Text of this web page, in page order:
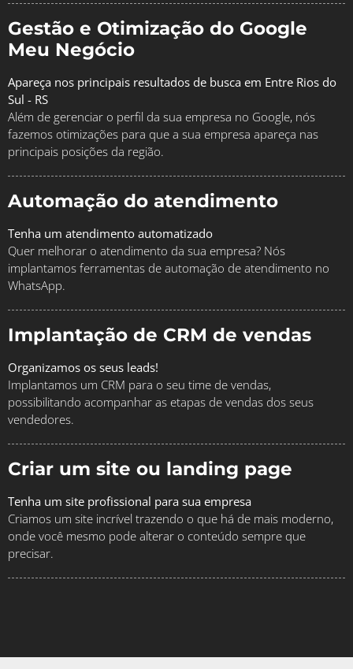
Gestão e Otimização do Google
Meu Negócio
Apareça nos principais resultados de busca em Entre Rios do
Sul - RS
Além de gerenciar o perfil da sua empresa no Google, nós
fazemos otimizações para que a sua empresa apareça nas
principais posições da região.
Automação do atendimento
Tenha um atendimento automatizado
Quer melhorar o atendimento da sua empresa? Nós
implantamos ferramentas de automação de atendimento no
WhatsApp.
Implantação de CRM de vendas
Organizamos os seus leads!
Implantamos um CRM para o seu time de vendas,
possibilitando acompanhar as etapas de vendas dos seus
vendedores.
Criar um site ou landing page
Tenha um site profissional para sua empresa
Criamos um site incrível trazendo o que há de mais moderno,
onde você mesmo pode alterar o conteúdo sempre que
precisar.